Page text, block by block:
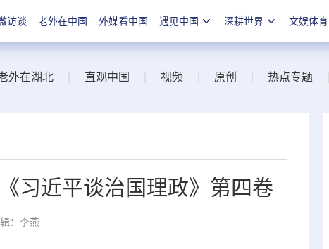
访谈 老外在中国 外媒看中国 遇见中国 深耕世界 文娱体育
外在湖北 直观中国 视频 原创 热点专题
习近平谈治国理政》第四卷
：李燕